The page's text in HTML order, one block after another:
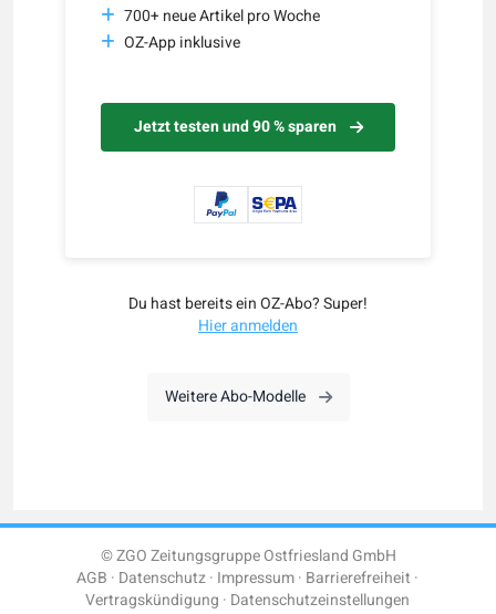
700+ neue Artikel pro Woche
OZ-App inklusive
Jetzt testen und 90 % sparen
Du hast bereits ein OZ-Abo? Super!
Hier anmelden
Weitere Abo-Modelle
© ZGO Zeitungsgruppe Ostfriesland GmbH
AGB Datenschutz Impressum Barrierefreiheit
Vertragskündigung Datenschutzeinstellungen